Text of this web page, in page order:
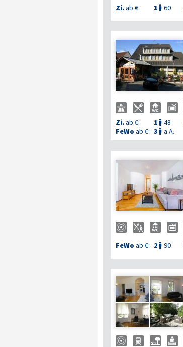
Zi.ab €: 1  60
Zi.ab €: 1  48
FeWo ab €: 3  a.A.
FeWo ab €: 2  90